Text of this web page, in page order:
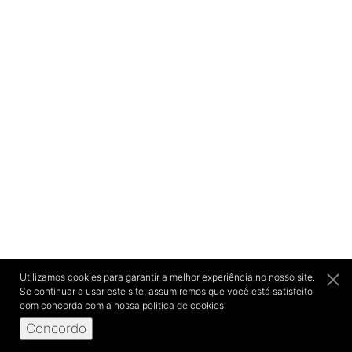
Utilizamos cookies para garantir a melhor experiência no nosso site.
Se continuar a usar este site, assumiremos que você está satisfeito
com concorda com a nossa politica de cookies.
Concordo